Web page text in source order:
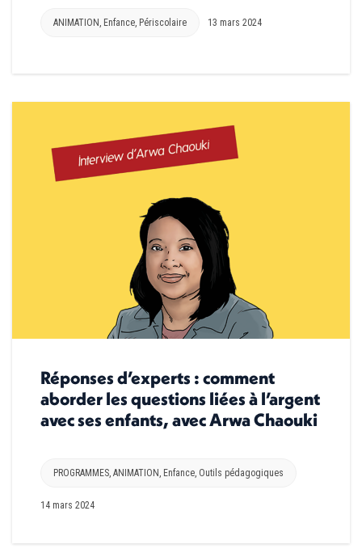
ANIMATION , Enfance, Périscolaire 13 mars 2024
Réponses d’experts : comment
aborder les questions liées à l’argent
avec ses enfants, avec Arwa Chaouki
PROGRAMMES, ANIMATION , Enfance, Outils pédagogiques
14 mars 2024